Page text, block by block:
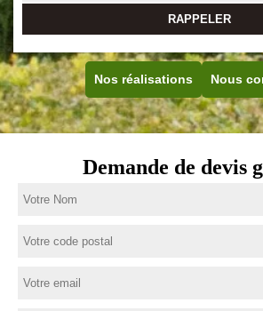
Nos réalisations Nous
Demande de devis